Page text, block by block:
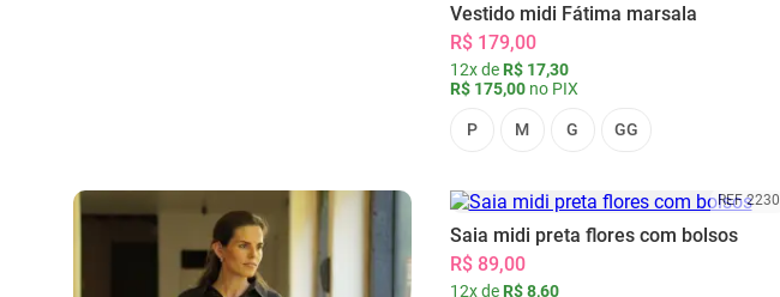
Vestido midi Fátima marsala
R$ 179,00
12x de R$ 17,30
R$ 175,00no PIX
P M G GG
REF 2230
Saia midi preta flores com bolsos
R$ 89,00
12x de R$ 8,60